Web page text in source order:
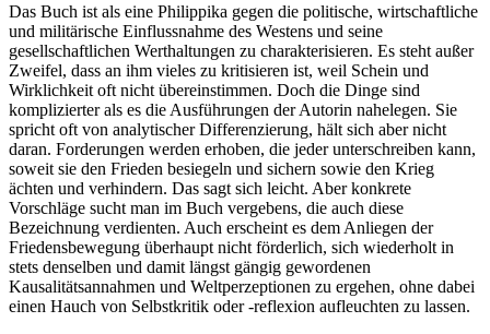
Das Buch ist als eine Philippika gegen die politische, wirtschaftliche
und militärische Einflussnahme des Westens und seine
gesellschaftlichen Werthaltungen zu charakterisieren. Es steht außer
Zweifel, dass an ihm vieles zu kritisieren ist, weil Schein und
Wirklichkeit oft nicht übereinstimmen. Doch die Dinge sind
komplizierter als es die Ausführungen der Autorin nahelegen. Sie
spricht oft von analytischer Differenzierung, hält sich aber nicht
daran. Forderungen werden erhoben, die jeder unterschreiben kann,
soweit sie den Frieden besiegeln und sichern sowie den Krieg
ächten und verhindern. Das sagt sich leicht. Aber konkrete
Vorschläge sucht man im Buch vergebens, die auch diese
Bezeichnung verdienten. Auch erscheint es dem Anliegen der
Friedensbewegung überhaupt nicht förderlich, sich wiederholt in
stets denselben und damit längst gängig gewordenen
Kausalitätsannahmen und Weltperzeptionen zu ergehen, ohne dabei
einen Hauch von Selbstkritik oder -reflexion aufleuchten zu lassen.